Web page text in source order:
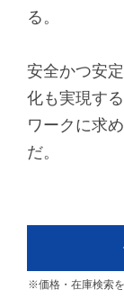
る。
安全かつ安
化も実現す
ワークに求
だ。
※価格・在庫検索